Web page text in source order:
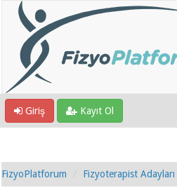
Giriş Kayıt Ol
FizyoPlatforum Fizyoterapist Adayları